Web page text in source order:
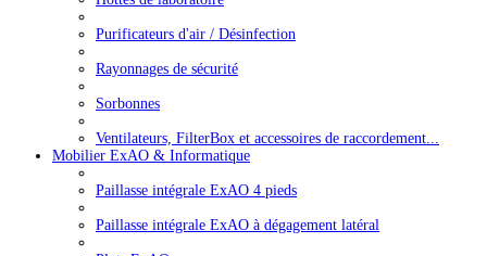
Purificateurs d'air / Désinfection
Rayonnages de sécurité
Sorbonnes
Ventilateurs, FilterBox et accessoires de raccordement...
Mobilier ExAO & Informatique
Paillasse intégrale ExAO 4 pieds
Paillasse intégrale ExAO à dégagement latéral